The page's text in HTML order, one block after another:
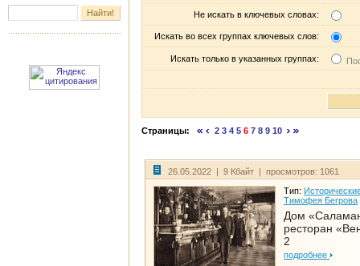
Не искать в ключевых словах:
Искать во всех группах ключевых слов:
Искать только в указанных группах:
Страницы: 2 3 4 5 6 7 8 9 10
26.05.2022 | 9 Кбайт | просмотров: 1061
Тип:
Тимофея Бегрова
Дом
ресторан
2
подробнее